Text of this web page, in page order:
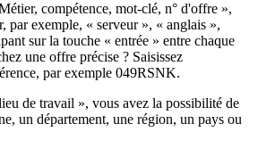
compétence, mot-clé, n° d'offre »,
par exemple, « serveur », « anglais »,
sur la touche « entrée » entre chaque
une offre précise ? Saisissez
par exemple 049RSNK.
de travail », vous avez la possibilité de
un département, une région, un pays ou